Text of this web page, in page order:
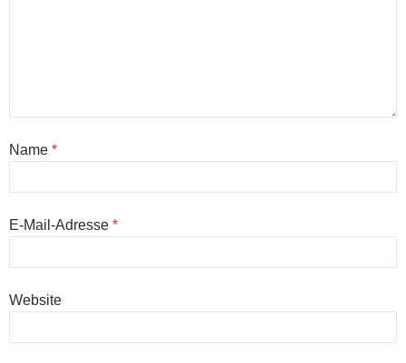
Name *
E-Mail-Adresse *
Website